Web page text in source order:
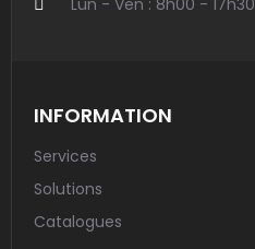
INFORMATION
Services
Solutions
Catalogues